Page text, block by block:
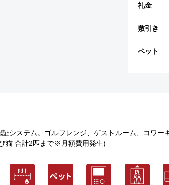
礼金
敷引き
ペット
システム。ゴルフレンジ、ゲストルーム、コワ
猫 合計2匹まで※月額費用発生)